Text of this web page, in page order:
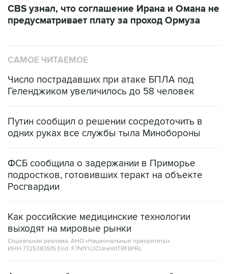
CBS узнал, что соглашение Ирана и Омана не
предусматривает плату за проход Ормуза
САМОЕ ЧИТАЕМОЕ
Число пострадавших при атаке БПЛА под
Геленджиком увеличилось до 58 человек
Путин сообщил о решении сосредоточить в
одних руках все службы тыла Минобороны
ФСБ сообщила о задержании в Приморье
подростков, готовивших теракт на объекте
Росгвардии
Как российские медицинские технологии
выходят на мировые рынки
Социальная реклама, АНО «Национальные приоритеты».
ИНН 7725383515 Erid: F7NfYUJCUneVdTRF8PRs